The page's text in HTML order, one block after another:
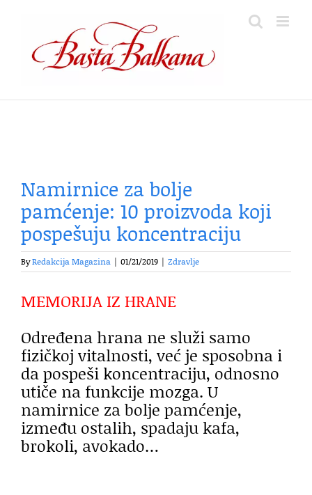
content
Namirnice za bolje
pamćenje: 10 proizvoda koji
pospešuju koncentraciju
ByRedakcija Magazina 01/21/2019 Zdravlje
MEMORIJA IZ HRANE
Određena hrana ne služi samo
fizičkoj vitalnosti, već je sposobna i
da pospeši koncentraciju, odnosno
utiče na funkcije mozga. U
namirnice za bolje pamćenje,
između ostalih, spadaju kafa,
brokoli, avokado…